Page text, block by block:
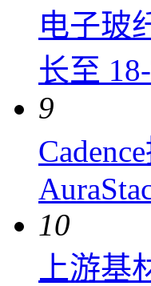
电子玻
长至
9
10
上游